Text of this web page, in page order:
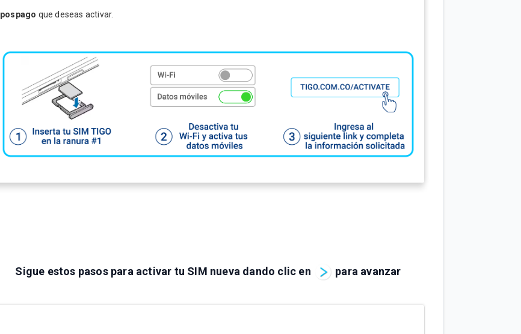
pospago que deseas activar.
Sigue estos pasos para activar tu SIM nueva dando clic en para avanzar